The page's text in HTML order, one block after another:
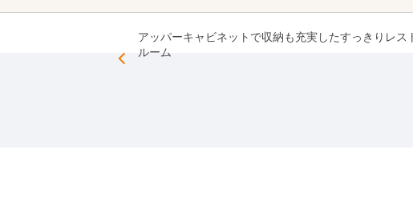
アッパーキャビネットで収納も充実したすっきりレス
ルーム